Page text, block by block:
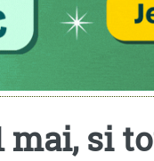
mai, si